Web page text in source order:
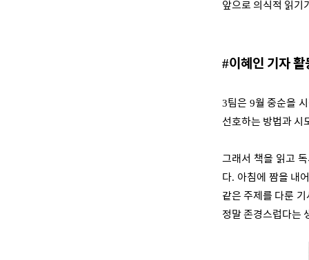
앞으로 의식적 읽기
#이혜인 기자
3팀은 9월 중순을
선호하는 방법과 시
그래서 책을 읽고
다. 아침에 짬을 내
같은 주제를 다룬
정말 존경스럽다는